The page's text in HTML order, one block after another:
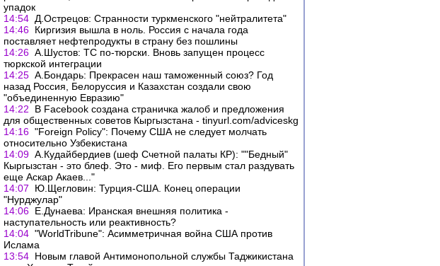
упадок
14:54 Д.Острецов: Странности туркменского "нейтралитета"
14:46 Киргизия вышла в ноль. Россия с начала года
поставляет нефтепродукты в страну без пошлины
14:26 А.Шустов: ТС по-тюрски. Вновь запущен процесс
тюркской интеграции
14:25 А.Бондарь: Прекрасен наш таможенный союз? Год
назад Россия, Белоруссия и Казахстан создали свою
"объединенную Евразию"
14:22
В Facebook создана страничка жалоб и предложения
для общественных советов Кыргызстана - tinyurl.com/adviceskg
14:16 "Foreign Policy": Почему США не следует молчать
относительно Узбекистана
14:09 А.Кудайбердиев (шеф Счетной палаты КР): ""Бедный"
Кыргызстан - это блеф. Это - миф. Его первым стал раздувать
еще Аскар Акаев..."
14:07
Ю.Щегловин: Турция-США. Конец операции
"Нурджулар"
14:06 Е.Дунаева: Иранская внешняя политика -
наступательность или реактивность?
14:04 "WorldTribune": Асимметричная война США против
Ислама
13:54 Новым главой Антимонопольной службы Таджикистана